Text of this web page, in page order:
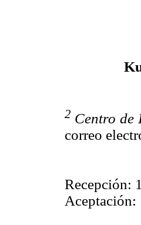
2 Centro de
correo
Recepción: